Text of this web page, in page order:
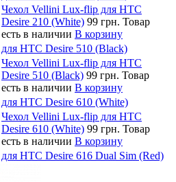
Чехол Vellini Lux-flip для HTC
Desire 210 (White) 99 грн. Товар
есть в наличии В корзину
HTC Desire 510 (Black)
Чехол Vellini Lux-flip для HTC
Desire 510 (Black) 99 грн. Товар
есть в наличии В корзину
HTC Desire 610 (White)
Чехол Vellini Lux-flip для HTC
Desire 610 (White) 99 грн. Товар
есть в наличии В корзину
HTC Desire 616 Dual Sim (Red)